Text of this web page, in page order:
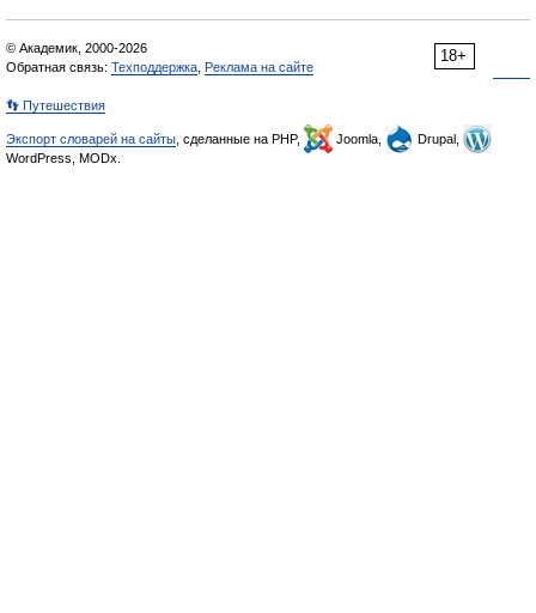
18+
© Академик, 2000-2026
Обратная связь: Техподдержка Реклама на сайте
👣 Путешествия
Экспорт словарей на сайты , сделанные на PHP, Joomla,
Drupal,
WordPress, MODx.